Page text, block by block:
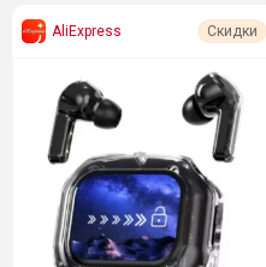
AliExpress Скидки